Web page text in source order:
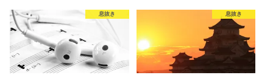
息抜き 息抜き